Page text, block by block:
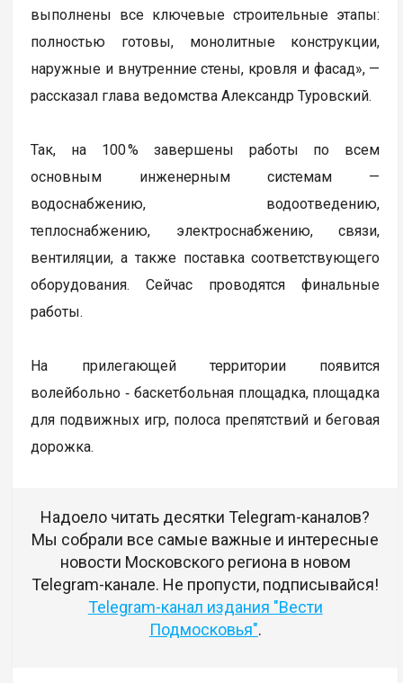
выполнены все ключевые строительные этапы:
полностью готовы, монолитные конструкции,
наружные и внутренние стены, кровля и фасад», —
рассказал глава ведомства Александр Туровский.
Так, на 100 % завершены работы по всем
основным инженерным системам —
водоснабжению, водоотведению,
теплоснабжению, электроснабжению, связи,
вентиляции, а также поставка соответствующего
оборудования. Сейчас проводятся финальные
работы.
На прилегающей территории появится
волейбольно ‑ баскетбольная площадка, площадка
для подвижных игр, полоса препятствий и беговая
дорожка.
Надоело читать десятки Telegram-каналов?
Мы собрали все самые важные и интересные
новости Московского региона в новом
Telegram-канале. Не пропусти, подписывайся!
Telegram-канал издания "Вести
Подмосковья".